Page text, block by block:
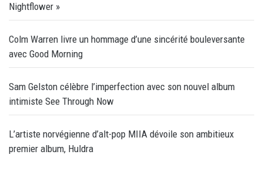
Nightflower »
Colm Warren livre un hommage d’une sincérité bouleversante
avec Good Morning
Sam Gelston célèbre l’imperfection avec son nouvel album
intimiste See Through Now
L’artiste norvégienne d’alt-pop MIIA dévoile son ambitieux
premier album, Huldra